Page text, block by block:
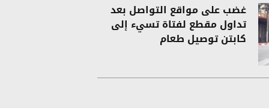
غضب على مواقع التواصل بعد
تداول مقطع لفتاة تسيء إلى
كابتن توصيل طعام